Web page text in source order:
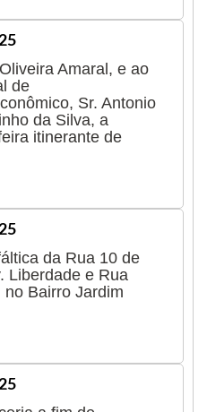
Amaral, e ao
de
Sr. Antonio
da Silva, a
itinerante de
da Rua 10 de
Liberdade e Rua
Bairro Jardim